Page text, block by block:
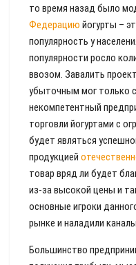
то время назад было
Федерацию йогурты –
популярность у
популярности росло
ввозом. Завалить
убыточным мог только
некомпетентный
торговли йогуртами с
будет являться
продукцией
товар вряд ли будет
из-за высокой цены и
основные игроки
рынке и наладили
Большинство